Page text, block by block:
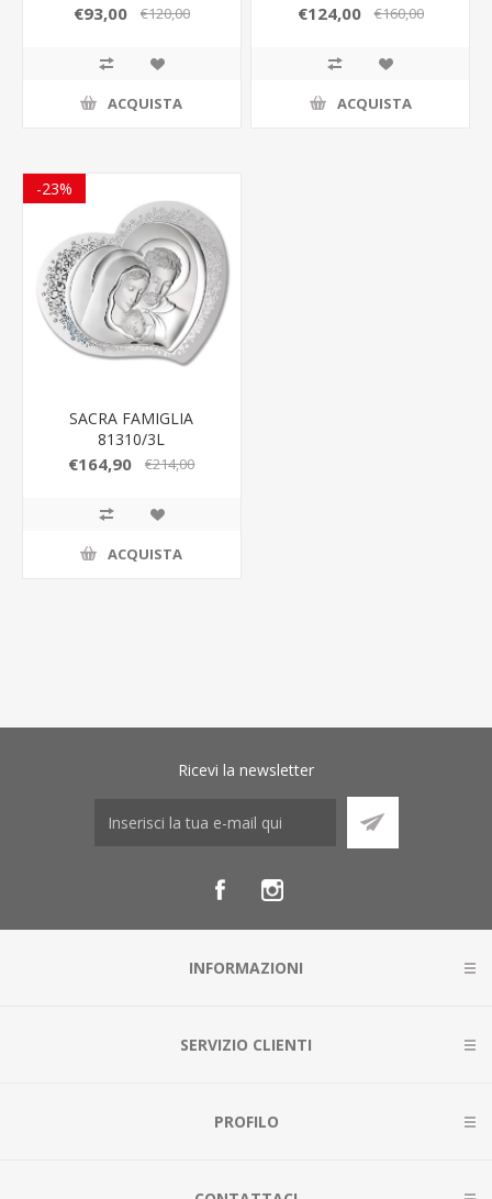
€93,00 €120,00
ACQUISTA
€124,00 €160,00
ACQUISTA
-23%
SACRA FAMIGLIA
81310/3L
€164,90 €214,00
ACQUISTA
Ricevi la newsletter
INFORMAZIONI
SERVIZIO CLIENTI
PROFILO